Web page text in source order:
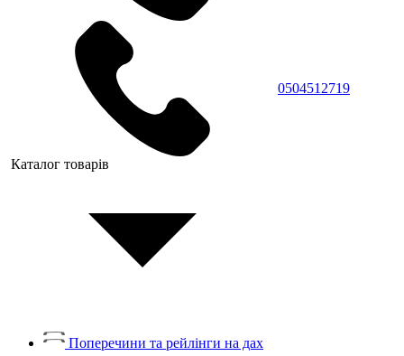
0504512719
Каталог товарів
Поперечини та рейлінги на дах